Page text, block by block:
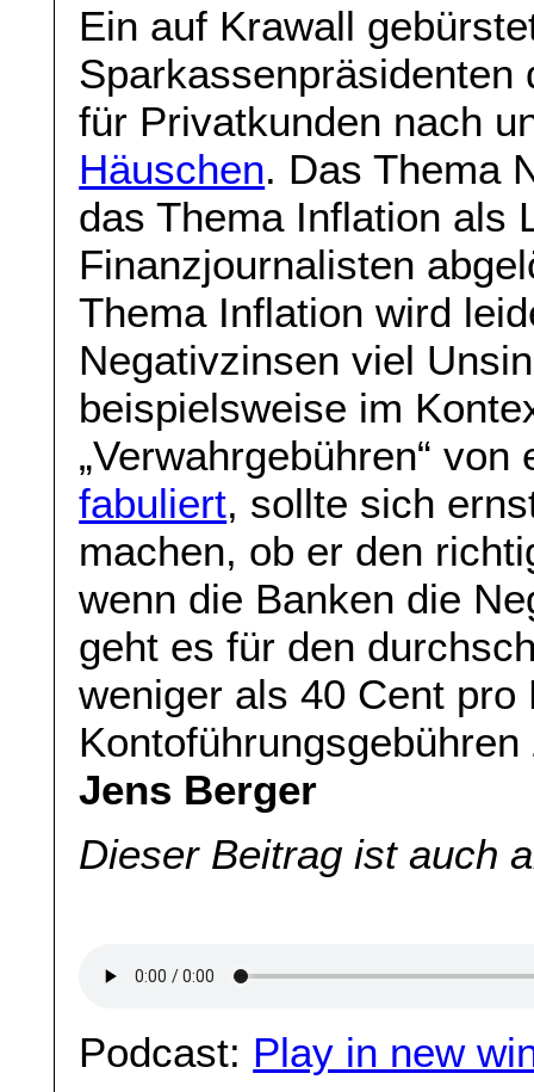
Ein auf Krawall
Sparkassenpräsidenten
für Privatkunden nach
Häuschen. Das Thema
das Thema Inflation als
Finanzjournalisten
Thema Inflation wird
Negativzinsen viel
beispielsweise im
„Verwahrgebühren“
fabuliert, sollte sich
machen, ob er den
wenn die Banken die
geht es für den
weniger als 40 Cent pro
Jens Berger
Dieser Beitrag ist auch
Podcast: Play in new